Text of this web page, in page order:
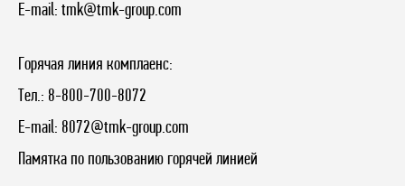
E-mail: tmk@tmk-group.com
Горячая линия комплаенс:
Тел.: 8-800-700-8072
E-mail: 8072@tmk-group.com
Памятка по пользованию горячей линией